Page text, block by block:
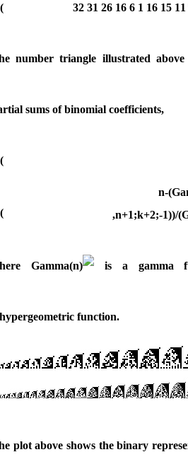
(1)
number triangle illustrated
partial sums of binomial coefficients,
(2)
(3)
is a gamma
a hypergeometric function.
plot above shows the binary